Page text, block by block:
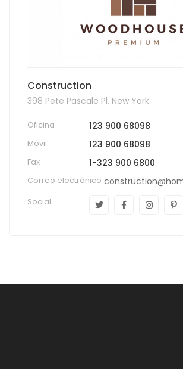
Construction
398 Pete Pascale Pl, New York
Oficina 123 900 68098
Móvil 123 900 68098
Fax 1-323 900 6800
Correo electrónico
Social